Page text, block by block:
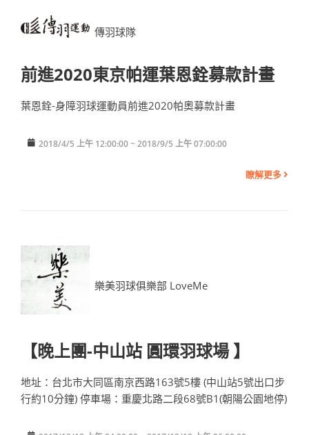
傳羽球隊
前進2020東京帕運葉恩銓募款計畫
葉恩銓-身障羽球運動員前進2020帕奧募款計畫
2018/4/5 上午 12:00:00 ~ 2018/9/5 上午 07:00:00
瞭解更多
樂美羽球俱樂部 LoveMe
【晚上團-中山站 圓環羽球場 】
地址：台北市大同區南京西路163號5樓 (中山站5號出口步
行約10分鐘) 停車場：重慶北路二段68號B1(朝陽公園地停)